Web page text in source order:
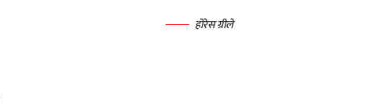
होरेस ग्रीले